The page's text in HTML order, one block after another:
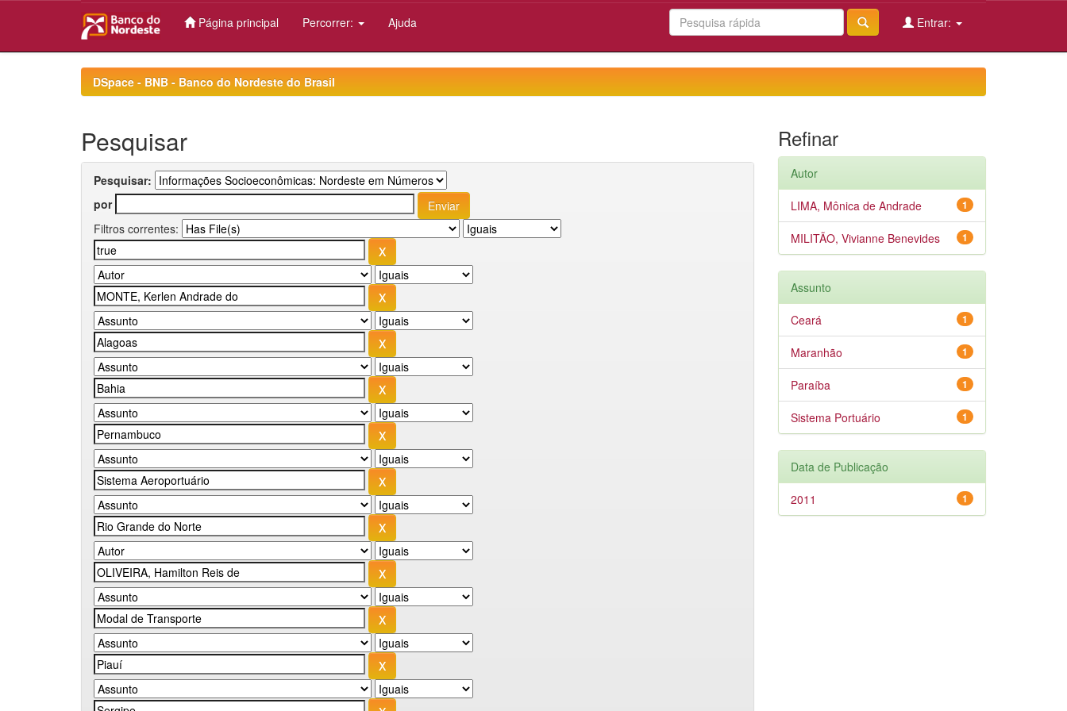
Página principal Percorrer: Ajuda Entrar:
DSpace - BNB - Banco do Nordeste do Brasil
Pesquisar
Pesquisar:
por
Filtros correntes:
Refinar
Autor
1
LIMA, Mônica de Andrade
1
MILITÃO, Vivianne Benevides
Assunto
1
Ceará
1
Maranhão
1
Paraíba
1
Sistema Portuário
Data de Publicação
1
2011